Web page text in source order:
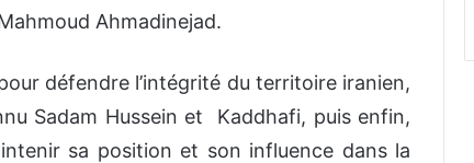
Ahmadinejad.
défendre l’intégrité du territoire iranien,
Sadam Hussein et Kaddhafi, puis enfin,
sa position et son influence dans la